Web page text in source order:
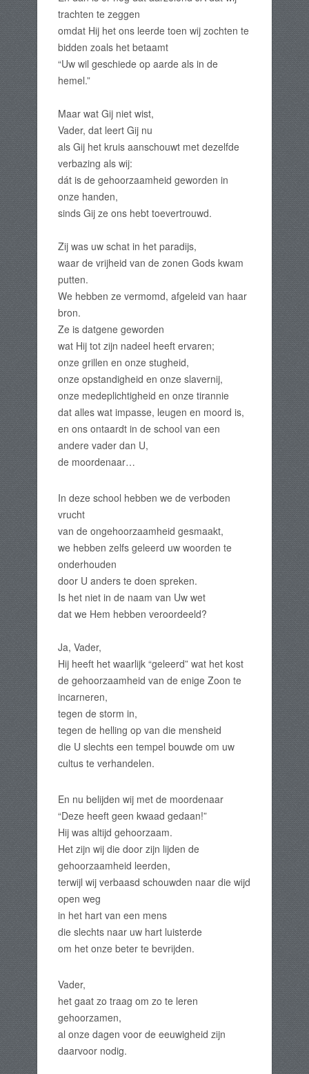
trachten te zeggen
omdat Hij het ons leerde toen wij zochten te
bidden zoals het betaamt
“Uw wil geschiede op aarde als in de
hemel.”
Maar wat Gij niet wist,
Vader, dat leert Gij nu
als Gij het kruis aanschouwt met dezelfde
verbazing als wij:
dát is de gehoorzaamheid geworden in
onze handen,
sinds Gij ze ons hebt toevertrouwd.
Zij was uw schat in het paradijs,
waar de vrijheid van de zonen Gods kwam
putten.
We hebben ze vermomd, afgeleid van haar
bron.
Ze is datgene geworden
wat Hij tot zijn nadeel heeft ervaren;
onze grillen en onze stugheid,
onze opstandigheid en onze slavernij,
onze medeplichtigheid en onze tirannie
dat alles wat impasse, leugen en moord is,
en ons ontaardt in de school van een
andere vader dan U,
de moordenaar…
In deze school hebben we de verboden
vrucht
van de ongehoorzaamheid gesmaakt,
we hebben zelfs geleerd uw woorden te
onderhouden
door U anders te doen spreken.
Is het niet in de naam van Uw wet
dat we Hem hebben veroordeeld?
Ja, Vader,
Hij heeft het waarlijk “geleerd” wat het kost
de gehoorzaamheid van de enige Zoon te
incarneren,
tegen de storm in,
tegen de helling op van die mensheid
die U slechts een tempel bouwde om uw
cultus te verhandelen.
En nu belijden wij met de moordenaar
“Deze heeft geen kwaad gedaan!”
Hij was altijd gehoorzaam.
Het zijn wij die door zijn lijden de
gehoorzaamheid leerden,
terwijl wij verbaasd schouwden naar die wijd
open weg
in het hart van een mens
die slechts naar uw hart luisterde
om het onze beter te bevrijden.
Vader,
het gaat zo traag om zo te leren
gehoorzamen,
al onze dagen voor de eeuwigheid zijn
daarvoor nodig.